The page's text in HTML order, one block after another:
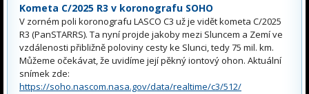
Kometa C/2025 R3 v koronografu SOHO
V zorném poli koronografu LASCO C3 už je vidět kometa C/2025
R3 (PanSTARRS). Ta nyní projde jakoby mezi Sluncem a Zemí ve
vzdálenosti přibližně poloviny cesty ke Slunci, tedy 75 mil. km.
Můžeme očekávat, že uvidíme její pěkný iontový ohon. Aktuální
snímek zde:
https://soho.nascom.nasa.gov/data/realtime/c3/512/